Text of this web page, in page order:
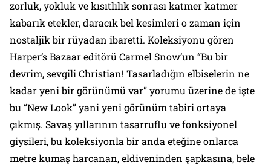
zorluk, yokluk ve kısıtlılık sonrası katmer katmer
kabarık etekler, daracık bel kesimleri o zaman için
nostaljik bir rüyadan ibaretti. Koleksiyonu gören
Harper’s Bazaar editörü Carmel Snow’un “Bu bir
devrim, sevgili Christian! Tasarladığın elbiselerin ne
kadar yeni bir görünümü var” yorumu üzerine de işte
bu “New Look” yani yeni görünüm tabiri ortaya
çıkmış. Savaş yıllarının tasarruflu ve fonksiyonel
giysileri, bu koleksiyonla bir anda eteğine onlarca
metre kumaş harcanan, eldiveninden şapkasına, bele